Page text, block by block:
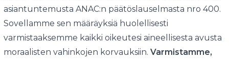
asiantuntemusta ANAC:n päätöslauselmasta nro 400.
Sovellamme sen määräyksiä huolellisesti
varmistaaksemme kaikki oikeutesi aineellisesta avusta
moraalisten vahinkojen korvauksiin. Varmistamme,